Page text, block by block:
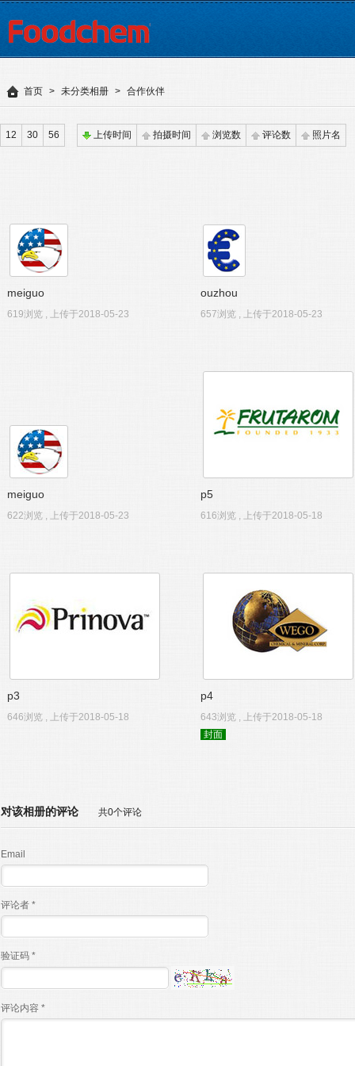
首页 > 未分类相册 > 合作伙伴
12 30 56 上传时间 拍摄时间 浏览数 评论数 照片名
meiguo
619浏览 , 上传于2018-05-23
ouzhou
657浏览 , 上传于2018-05-23
meiguo
622浏览 , 上传于2018-05-23
p5
616浏览 , 上传于2018-05-18
p3
646浏览 , 上传于2018-05-18
p4
643浏览 , 上传于2018-05-18
封面
对该相册的评论 共0个评论
Email
评论者 *
验证码 *
评论内容 *